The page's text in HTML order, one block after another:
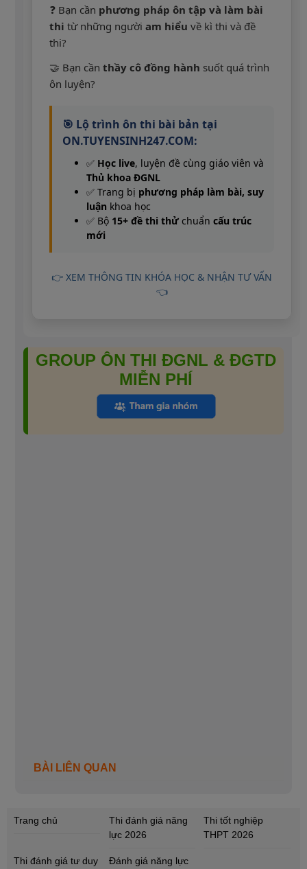
❓ Bạn cần phương pháp ôn tập và làm bài
thi từ những người am hiểu về kì thi và đề
thi?
🤝 Bạn cần thầy cô đồng hành suốt quá trình
ôn luyện?
🎯 Lộ trình ôn thi bài bản tại
ON.TUYENSINH247.COM:
✅ Học live, luyện đề cùng giáo viên và
Thủ khoa ĐGNL
✅ Trang bị phương pháp làm bài, suy
luận khoa học
✅ Bộ 15+ đề thi thử chuẩn cấu trúc
mới
👉 XEM THÔNG TIN KHÓA HỌC & NHẬN TƯ VẤN
👈
GROUP ÔN THI ĐGNL & ĐGTD
MIỄN PHÍ
BÀI LIÊN QUAN
Trang chủ
Thi đánh giá năng
lực 2026
Thi tốt nghiệp
THPT 2026
Thi đánh giá tư duy Đánh giá năng lực